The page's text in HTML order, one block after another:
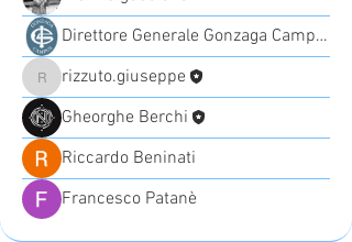
Direttore Generale Gonzaga Campus
rizzuto.giuseppe
rizzuto.giuseppe
Gheorghe Berchi
Riccardo Beninati
Francesco Patanè